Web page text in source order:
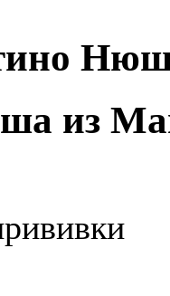
из